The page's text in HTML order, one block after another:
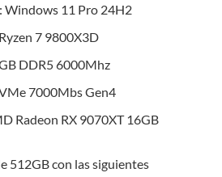
Windows 11 Pro 24H2
7 9800X3D
DDR5 6000Mhz
7000Mbs Gen4
Radeon RX 9070XT 16GB
512GB con las siguientes